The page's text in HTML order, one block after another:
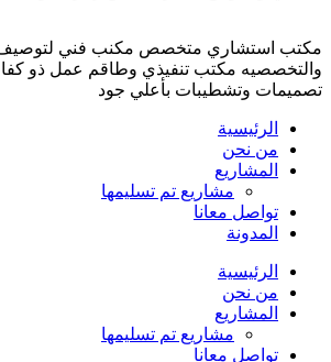
مكتب استشاري متخصص مكنب فني لتوصيف
والتخصصيه مكتب تنفيذي وطاقم عمل ذو
تصميمات وتشطيبات بأعلي جود
الرئيسية
من نحن
المشاريع
مشاريع تم تسليمها
تواصل معانا
المدونة
الرئيسية
من نحن
المشاريع
مشاريع تم تسليمها
تواصل معانا